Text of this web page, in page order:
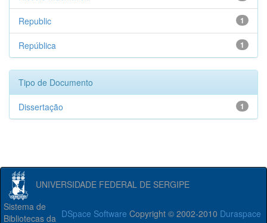
1
Republic
1
República
Tipo de Documento
1
Dissertação
UNIVERSIDADE FEDERAL DE SERGIPE
DSpace Software Copyright © 2002-2010 Duraspace
Sistema de
Bibliotecas da